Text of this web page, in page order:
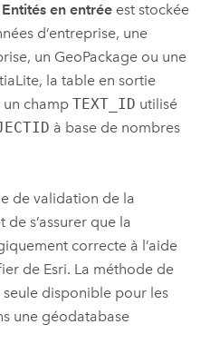
Entités en entrée est stockée
d’entreprise, une
un GeoPackage ou une
, la table en sortie
un champTEXT_ID utilisé
à base de nombres
de validation de la
de s’assurer que la
correcte à l’aide
de Esri. La méthode de
seule disponible pour les
une géodatabase